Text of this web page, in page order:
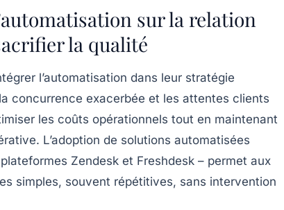
sur la relation
la qualité
l’automatisation dans leur stratégie
concurrence exacerbée et les attentes clients
les coûts opérationnels tout en maintenant
L’adoption de solutions automatisées
Zendesk et Freshdesk – permet aux
simples, souvent répétitives, sans intervention